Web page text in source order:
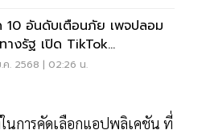
10 อันดับเตือนภัย เพจปลอม
างรัฐ เปิด TikTok
พุ่งอันดับ 1
.ค. 2568 | 02:26 น.
นการคัดเลือกแอปพลิเคชัน ที่